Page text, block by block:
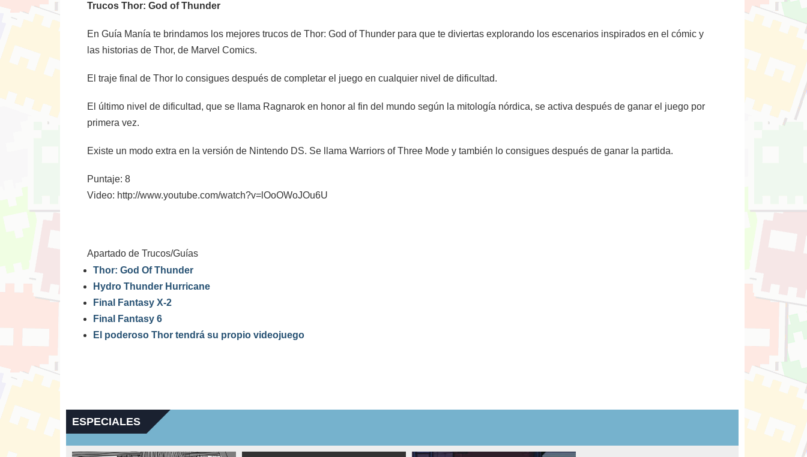
Trucos Thor: God of Thunder
En Guía Manía te brindamos los mejores trucos de Thor: God of Thunder para que te diviertas explorando los escenarios inspirados en el cómic y
las historias de Thor, de Marvel Comics.
El traje final de Thor lo consigues después de completar el juego en cualquier nivel de dificultad.
El último nivel de dificultad, que se llama Ragnarok en honor al fin del mundo según la mitología nórdica, se activa después de ganar el juego por
primera vez.
Existe un modo extra en la versión de Nintendo DS. Se llama Warriors of Three Mode y también lo consigues después de ganar la partida.
Puntaje: 8
Video: http://www.youtube.com/watch?v=lOoOWoJOu6U
Apartado de Trucos/Guías
Thor: God Of Thunder
Hydro Thunder Hurricane
Final Fantasy X-2
Final Fantasy 6
El poderoso Thor tendrá su propio videojuego
ESPECIALES